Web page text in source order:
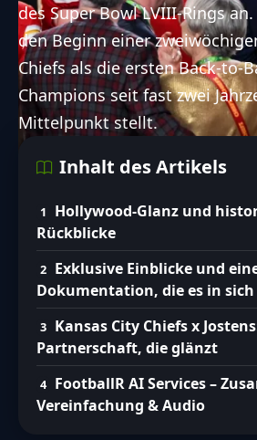
des Super Bowl LVIII-Rings
den Beginn einer
Chiefs als die ersten Back-to-
Champions seit fast zwei
Mittelpunkt stellt.
Inhalt des Artikels
Hollywood-Glanz und
Rückblicke
Exklusive Einblicke und
Dokumentation, die es in
Kansas City Chiefs x
Partnerschaft, die glänzt
FootballR AI Services –
Vereinfachung & Audio